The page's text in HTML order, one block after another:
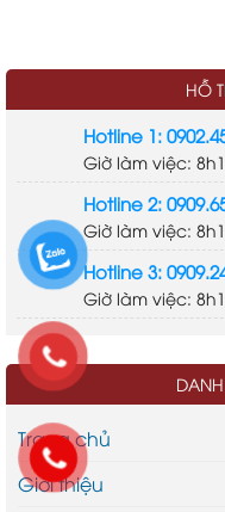
HỖ
Hotline 1:
Giờ làm việc:
Hotline 2:
Giờ làm việc:
Hotline 3:
Giờ làm việc:
Trang chủ
Giới thiệu